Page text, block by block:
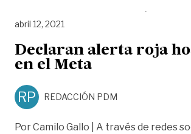
abril 12, 2021
Declaran alerta roja
en el Meta
RP REDACCIÓN PDM
Por Camilo Gallo | A través de redes